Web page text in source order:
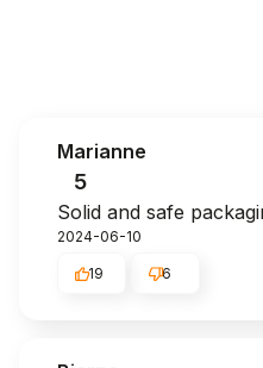
Marianne
5
Solid and safe
2024-06-10
19 6